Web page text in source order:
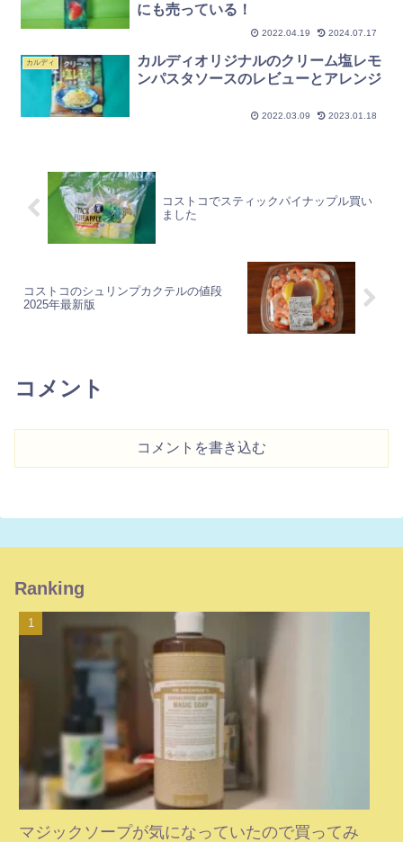
にも売っている！
2022.04.19 2024.07.17
カルディ
カルディオリジナルのクリーム塩レモ
ンパスタソースのレビューとアレンジ
2022.03.09 2023.01.18
コストコでスティックパイナップル買い
ました
コストコのシュリンプカクテルの値段
2025年最新版
コメント
コメントを書き込む
Ranking
マジックソープが気になっていたので買ってみ